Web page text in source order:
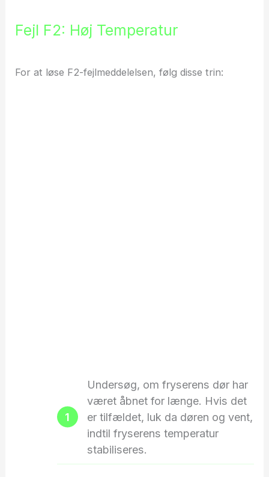
Fejl F2: Høj Temperatur
For at løse F2-fejlmeddelelsen, følg disse trin:
Undersøg, om fryserens dør har
været åbnet for længe. Hvis det
er tilfældet, luk da døren og vent,
indtil fryserens temperatur
stabiliseres.